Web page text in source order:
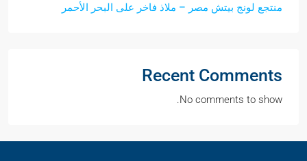
منتجع لونج بيتش مصر – ملاذ فاخر على البحر الأحمر
Recent Comments
No comments to show.